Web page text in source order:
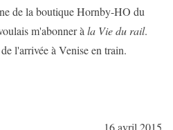
de la boutique Hornby-HO du
m'abonner à la Vie du rail.
l'arrivée à Venise en train.
16 avril 2015